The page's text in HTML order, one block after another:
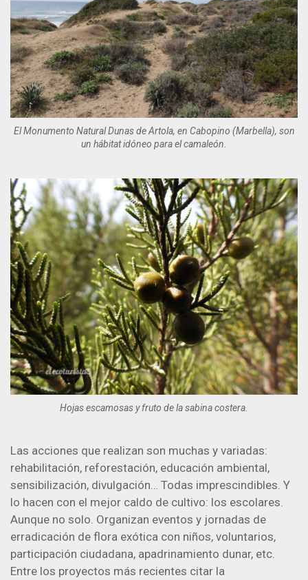
El Monumento Natural Dunas de Artola, en Cabopino (Marbella), son
un hábitat idóneo para el camaleón.
Hojas escamosas y fruto de la sabina costera.
Las acciones que realizan son muchas y variadas:
rehabilitación, reforestación, educación ambiental,
sensibilización, divulgación… Todas imprescindibles. Y
lo hacen con el mejor caldo de cultivo: los escolares.
Aunque no solo. Organizan eventos y jornadas de
erradicación de flora exótica con niños, voluntarios,
participación ciudadana, apadrinamiento dunar, etc.
Entre los proyectos más recientes citar la